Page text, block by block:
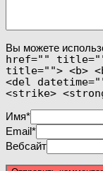
Вы можете
href=""
title=""> <b>
<del
<strike>
Имя*
Email*
Вебсайт